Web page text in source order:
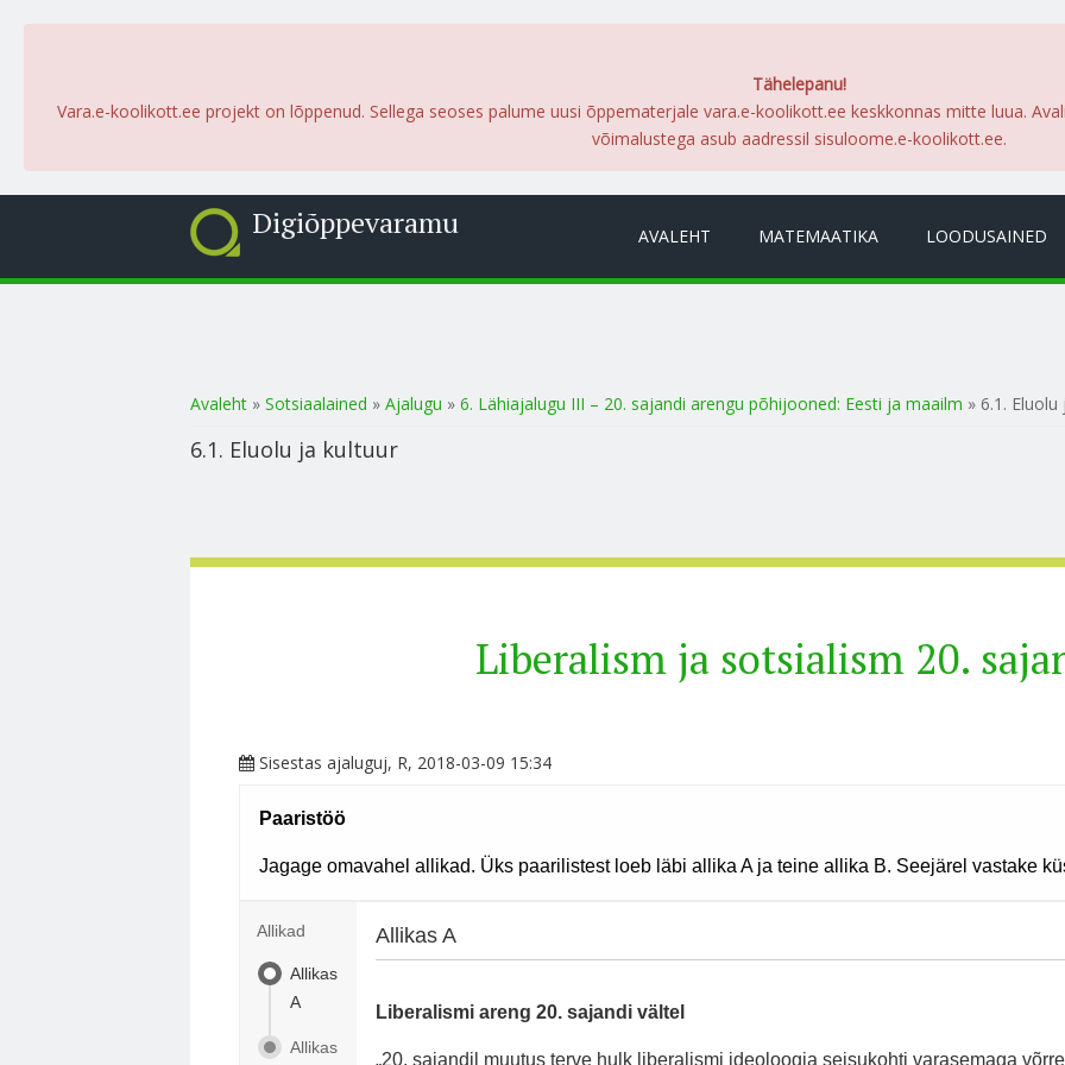
Tähelepanu!
Vara.e-koolikott.ee projekt on lõppenud. Sellega seoses palume uusi õppematerjale vara.e-koolikott.ee keskkonnas mitte luua.
võimalustega asub aadressil sisuloome.e-koolikott.ee.
Digiõppevaramu AVALEHT MATEMAATIKA LOODUSAINED
Sa oled siin
Avaleht » Sotsiaalained » Ajalugu » 6. Lähiajalugu III – 20. sajandi arengu põhijooned: Eesti ja maailm » 6.1.
6.1. Eluolu ja kultuur
Liberalism ja sotsialism 20.
Sisestas ajaluguj, R, 2018-03-09 15:34